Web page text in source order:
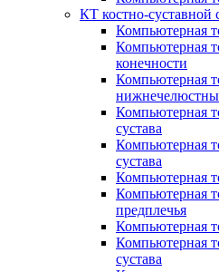
КТ костно-суставной
Компьютерная
Компьютерная
конечности
Компьютерная
Компьютерная
сустава
Компьютерная
сустава
Компьютерная
Компьютерная
предплечья
Компьютерная
Компьютерная
сустава